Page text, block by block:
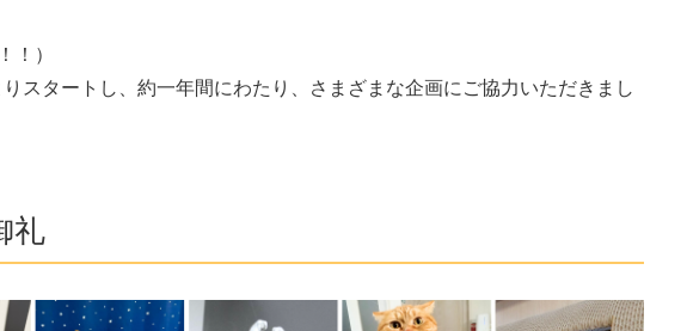
！）
スタートし、約一年間にわたり、さまざまな企画にご協力いただきまし
礼